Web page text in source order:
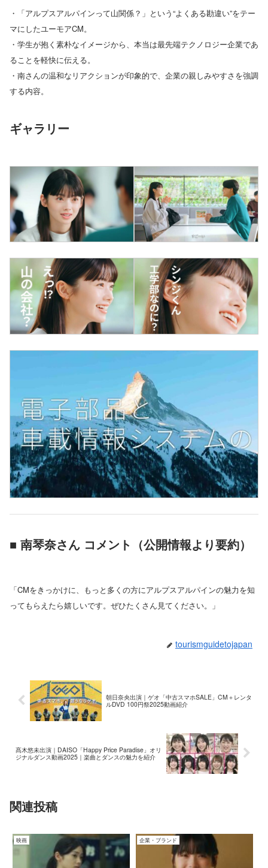
・「アルプスアルパインって山関係？」という“よくある勘違い”をテー
マにしたユーモアCM。
・学生が抱く素朴なイメージから、本当は最先端テクノロジー企業であ
ることを軽快に伝える。
・南さんの温和なリアクションが印象的で、企業の親しみやすさを強調
する内容。
ギャラリー
■ 南琴奈さん コメント（公開情報より要約）
「CMをきっかけに、もっと多くの方にアルプスアルパインの魅力を知
ってもらえたら嬉しいです。ぜひたくさん見てください。」
tourismguidetojapan
朝日奈央出演｜ゲオ「中古スマホSALE」CM＋レンタ
ルDVD 100円祭2025動画紹介
髙木悠未出演｜DAISO「Happy Price Paradise」オリ
ジナルダンス動画2025｜楽曲とダンスの魅力を紹介
関連投稿
映画 企業・ブランド